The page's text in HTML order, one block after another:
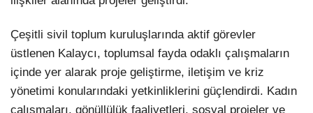
Çeşitli sivil toplum kuruluşlarında aktif görevler
üstlenen Kalaycı, toplumsal fayda odaklı çalışmaların
içinde yer alarak proje geliştirme, iletişim ve kriz
yönetimi konularındaki yetkinliklerini güçlendirdi. Kadın
çalışmaları, gönüllülük faaliyetleri, sosyal projeler ve